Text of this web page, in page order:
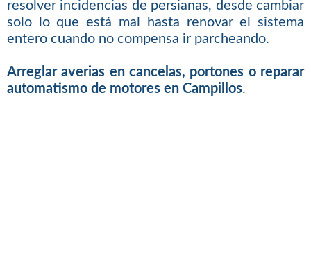
resolver incidencias de persianas, desde cambiar
solo lo que está mal hasta renovar el sistema
entero cuando no compensa ir parcheando.
Arreglar averias en cancelas, portones o reparar
automatismo de motores en Campillos.